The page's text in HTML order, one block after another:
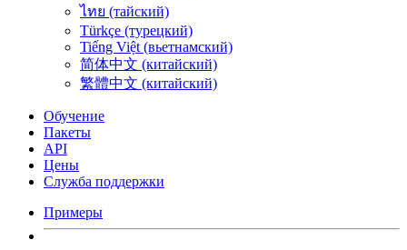
ไทย (тайский)
Türkçe (турецкий)
Tiếng Việt (вьетнамский)
简体中文 (китайский)
繁體中文 (китайский)
Обучение
Пакеты
API
Цены
Служба поддержки
Примеры